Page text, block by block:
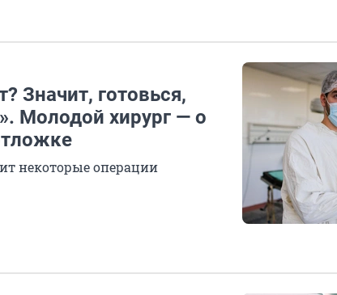
Значит, готовься,
Молодой хирург — о
некоторые операции